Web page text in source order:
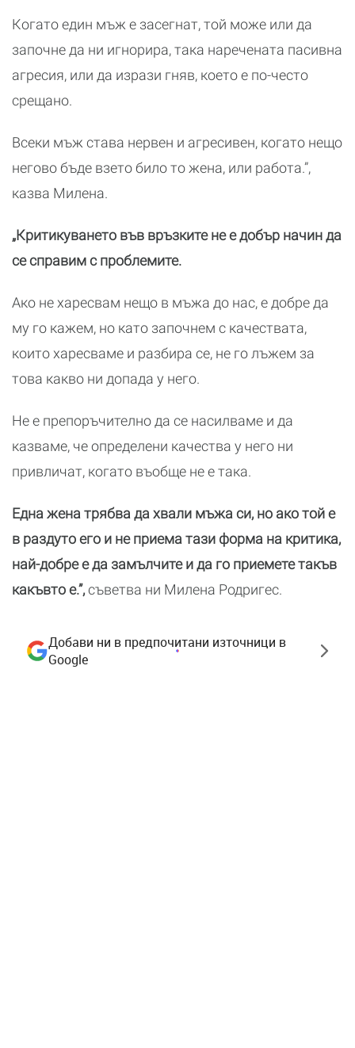
Когато един мъж е засегнат, той може или да
започне да ни игнорира, така наречената пасивна
агресия, или да изрази гняв, което е по-често
срещано.
Всеки мъж става нервен и агресивен, когато нещо
негово бъде взето било то жена, или работа.”,
казва Милена.
„Критикуването във връзките не е добър начин да
се справим с проблемите.
Ако не харесвам нещо в мъжа до нас, е добре да
му го кажем, но като започнем с качествата,
които харесваме и разбира се, не го лъжем за
това какво ни допада у него.
Не е препоръчително да се насилваме и да
казваме, че определени качества у него ни
привличат, когато въобще не е така.
Една жена трябва да хвали мъжа си, но ако той е
в раздуто его и не приема тази форма на критика,
най-добре е да замълчите и да го приемете такъв
какъвто е.”,съветва ни Милена Родригес.
Добави ни в предпочитани източници в
Google